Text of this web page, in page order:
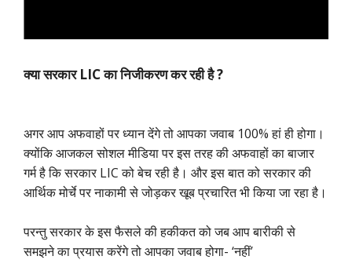
क्या सरकार LIC का निजीकरण कर रही है ?
अगर आप अफवाहों पर ध्यान देंगे तो आपका जवाब 100% हां ही होगा।
क्योंकि आजकल सोशल मीडिया पर इस तरह की अफवाहों का बाजार
गर्म है कि सरकार LIC को बेच रही है। और इस बात को सरकार की
आर्थिक मोर्चे पर नाकामी से जोड़कर खूब प्रचारित भी किया जा रहा है।
परन्तु सरकार के इस फैसले की हकीकत को जब आप बारीकी से
समझने का प्रयास करेंगे तो आपका जवाब होगा- ‘नहीं’